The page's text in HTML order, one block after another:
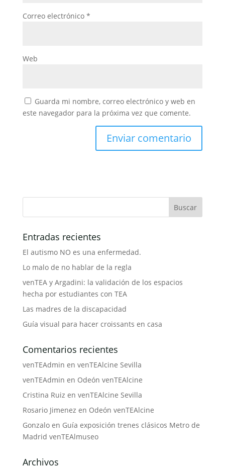
Correo electrónico *
Web
Guarda mi nombre, correo electrónico y web en
este navegador para la próxima vez que comente.
Entradas recientes
El autismo NO es una enfermedad.
Lo malo de no hablar de la regla
venTEA y Argadini: la validación de los espacios
hecha por estudiantes con TEA
Las madres de la discapacidad
Guía visual para hacer croissants en casa
Comentarios recientes
venTEAdmin en venTEAlcine Sevilla
venTEAdmin en Odeón venTEAlcine
Cristina Ruiz en venTEAlcine Sevilla
Rosario Jimenez en Odeón venTEAlcine
Gonzaloen Guía exposición trenes clásicos Metro de
Madrid venTEAlmuseo
Archivos